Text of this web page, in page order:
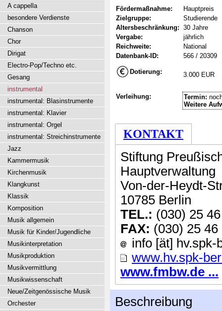
Fördermaßnahme:
Hauptpreis
Zielgruppe:
Studierende
Altersbeschränkung: 30 Jahre
Vergabe:
jährlich
Reichweite:
National
Datenbank-ID:
566 / 20309
Dotierung: 3.000 EUR
Verleihung: Termin:
Weitere
KONTAKT
Stiftung
Hauptverwaltung
Von-der-Heydt-
10785 Berlin
TEL.: (030) 25
FAX: (030) 25
info [ät] hv.spk-
www.hv.spk-
www.fmbw.de ...
Beschreibung
A cappella
besondere Verdienste
Chanson
Chor
Dirigat
Electro-Pop/Techno etc.
Gesang
instrumental
instrumental: Blasinstrumente
instrumental: Klavier
instrumental: Orgel
instrumental: Streichinstrumente
Jazz
Kammermusik
Kirchenmusik
Klangkunst
Klassik
Komposition
Musik allgemein
Musik für Kinder/Jugendliche
Musikinterpretation
Musikproduktion
Musikvermittlung
Musikwissenschaft
Neue/Zeitgenössische Musik
Orchester